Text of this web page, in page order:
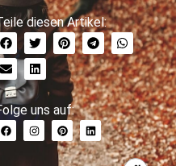
diesen Artikel:
uns auf: